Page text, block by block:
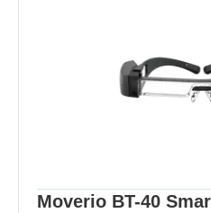
Moverio BT-40